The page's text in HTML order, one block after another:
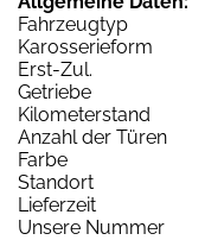
Fahrzeugtyp
Karosserieform
Erst-Zul.
Getriebe
Kilometerstand
Anzahl der Türen
Farbe
Standort
Lieferzeit
Unsere Nummer